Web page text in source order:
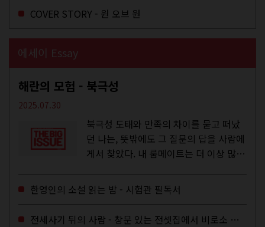
COVER STORY - 원 오브 원
에세이 Essay
해란의 모험 - 북극성
2025.07.30
북극성 도태와 만족의 차이를 묻고 떠났
던 나는, 뜻밖에도 그 질문의 답을 사람에
게서 찾았다. 내 룸메이트는 더 이상 많은
한영인의 소설 읽는 밤 - 시험관 필독서
전세사기 뒤의 사람 - 창문 있는 전셋집에서 비로소 겨울 이불을 샀다